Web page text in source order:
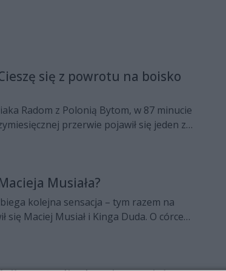
się z powrotu na boisko
Radom z Polonią Bytom, w 87 minucie
przerwie pojawił się jeden z
którzy bardzo długo oczekiwali powrotu
Musiała?
kolejna sensacja – tym razem na
Maciej Musiał i Kinga Duda. O córce
kolejnego przygarnęła pod swoje